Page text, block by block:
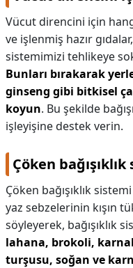
Vücut direncini için
ve işlenmiş hazır
sistemimizi tehlikeye
Bunları bırakarak
ginseng gibi bitkisel
koyun. Bu şekilde
işleyişine destek verin.
Çöken
Çöken bağışıklık
yaz sebzelerinin kışın
söyleyerek, bağışıklık
lahana, brokoli,
turşusu, soğan ve